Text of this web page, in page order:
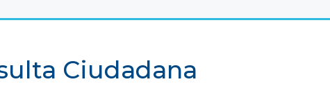
Ciudadana